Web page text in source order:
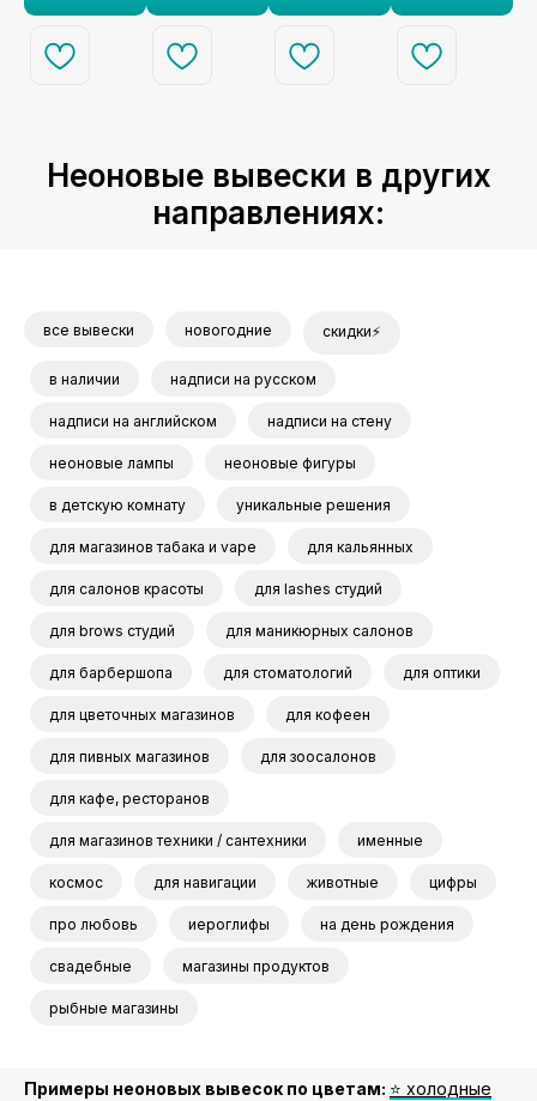
Неоновые вывески в других
направлениях:
все вывески новогодние скидки⚡
в наличии надписи на русском
надписи на английском надписи на стену
неоновые лампы неоновые фигуры
в детскую комнату уникальные решения
для магазинов табака и vape для кальянных
для салонов красоты для lashes студий
для brows студий для маникюрных салонов
для барбершопа для стоматологий для оптики
для цветочных магазинов для кофеен
для пивных магазинов для зоосалонов
для кафе, ресторанов
для магазинов техники / сантехники именные
космос для навигации животные цифры
про любовь иероглифы на день рождения
свадебные магазины продуктов
рыбные магазины
Примеры неоновых вывесок по цветам: ⭐️ холодные